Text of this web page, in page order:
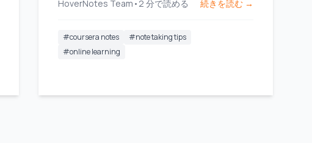
さい。
HoverNotes Team • 2 分で読める 続きを読む →
#coursera notes #note taking tips
#online learning